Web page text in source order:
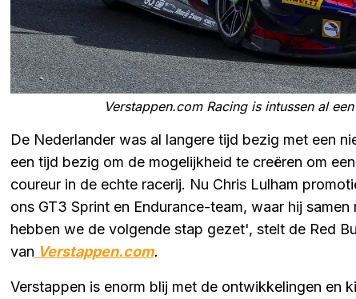
Verstappen.com Racing is intussen al
De Nederlander was al langere tijd bezig met een
een tijd bezig om de mogelijkheid te creëren om
coureur in de echte racerij. Nu Chris Lulham
ons GT3 Sprint en Endurance-team, waar hij
hebben we de volgende stap gezet', stelt de Red
van Verstappen.com.
Verstappen is enorm blij met de ontwikkelingen en